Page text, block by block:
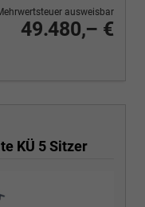
49.480,– €
ausweisbar
KÜ 5 Sitzer